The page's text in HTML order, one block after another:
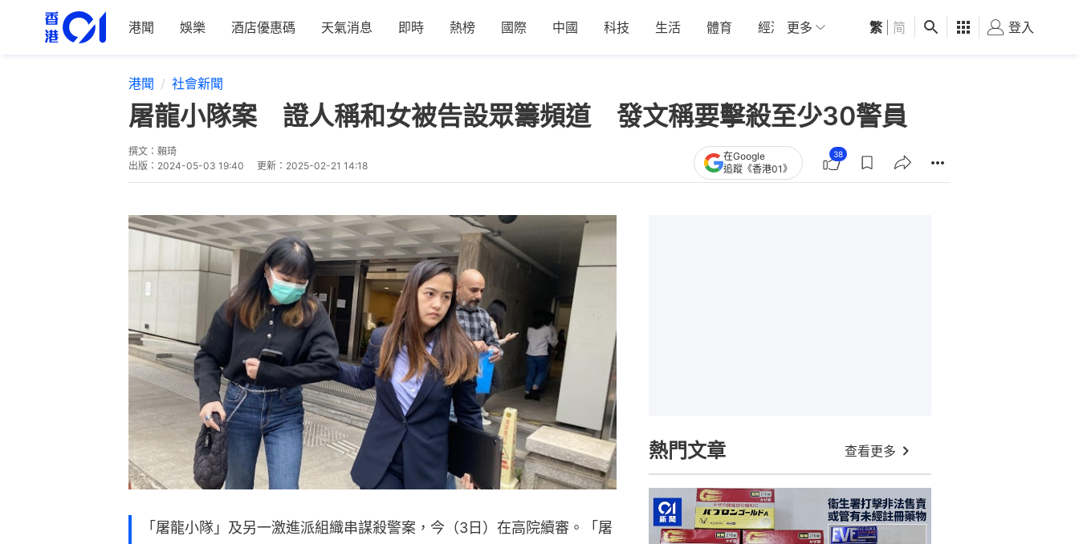
港聞 娛樂 酒店優惠碼 天氣消息 即時 熱榜 國際 中國 科技 生活 體育 經濟 01深圳 觀點 健康 好食玩飛
更多 繁 简 登入
港聞 社會新聞
屠龍小隊案 證人稱和女被告設眾籌頻道 發文稱要擊殺至少30警員
撰文： 賴琦
出版： 2024-05-03 19:40 更新： 2025-02-21 14:18
在Google
追蹤《香港01》
38
「屠龍小隊」及另一激進派組織串謀殺警案，今（3日）在高院續審。「屠
熱門文章 查看更多